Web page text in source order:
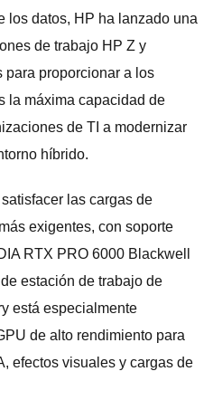
los datos, HP ha lanzado una
de trabajo HP Z y
para proporcionar a los
la máxima capacidad de
de TI a modernizar
híbrido.
las cargas de
exigentes, con soporte
RTX PRO 6000 Blackwell
estación de trabajo de
está especialmente
de alto rendimiento para
efectos visuales y cargas de